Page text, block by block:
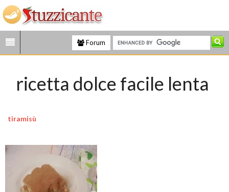
Forum
ricetta dolce facile lenta
tiramisù